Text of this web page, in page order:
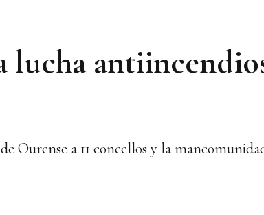
lucha
Ourense a 11 concellos y la